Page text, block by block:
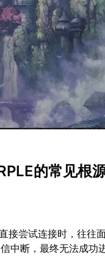
的常见根
接尝试连接时，往往
中断，最终无法成功